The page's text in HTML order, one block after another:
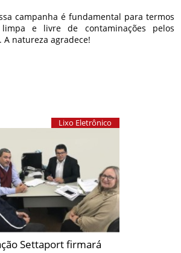
campanha é fundamental para termos
e livre de contaminações pelos
natureza agradece!
Lixo Eletrônico
Settaport firmará